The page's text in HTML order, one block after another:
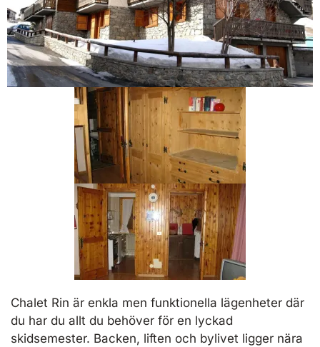
Chalet Rin är enkla men funktionella lägenheter där
du har du allt du behöver för en lyckad
skidsemester. Backen, liften och bylivet ligger nära